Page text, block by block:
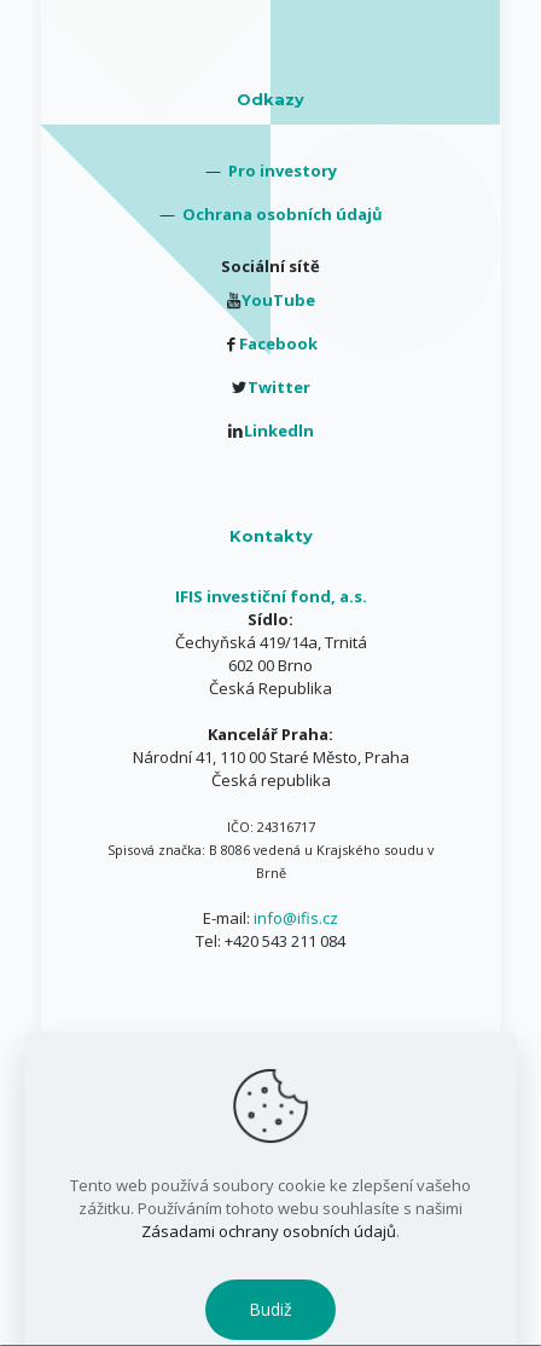
Odkazy
— Pro investory
— Ochrana osobních údajů
Sociální sítě
YouTube
Facebook
Twitter
Linkedln
Kontakty
IFIS investiční fond, a.s.
Sídlo:
Čechyňská 419/14a, Trnitá
602 00 Brno
Česká Republika
Kancelář Praha:
Národní 41, 110 00 Staré Město, Praha
Česká republika
IČO: 24316717
Spisová značka: B 8086 vedená u Krajského soudu v
Brně
E-mail: info@ifis.cz
Tel: +420 543 211 084
/ IFIS investiční fond, a.s.
Tento web používá soubory cookie ke zlepšení vašeho
zážitku. Používáním tohoto webu souhlasíte s našimi
Zásadami ochrany osobních údajů.
Budiž